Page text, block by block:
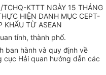
KTTT NGÀY 15 THÁNG
HIỆN DANH MỤC CEPT-
KHẨU TỪ ASEAN
tỉnh, thành phố.
ban hành và quy định về
cục Hải quan hướng dẫn các